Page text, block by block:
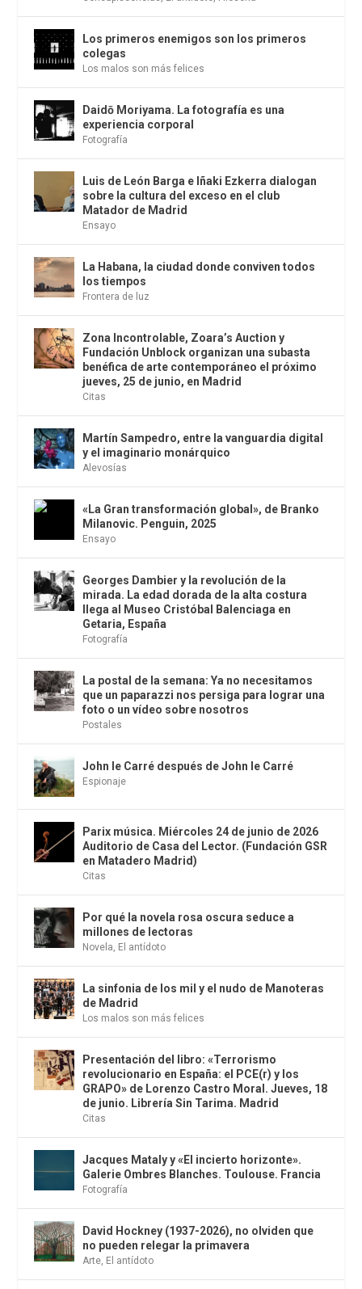
Los primeros enemigos son los primeros
colegas
Los malos son más felices
Daidō Moriyama. La fotografía es una
experiencia corporal
Fotografía
Luis de León Barga e Iñaki Ezkerra dialogan
sobre la cultura del exceso en el club
Matador de Madrid
Ensayo
La Habana, la ciudad donde conviven todos
los tiempos
Frontera de luz
Zona Incontrolable, Zoara’s Auction y
Fundación Unblock organizan una subasta
benéfica de arte contemporáneo el próximo
jueves, 25 de junio, en Madrid
Citas
Martín Sampedro, entre la vanguardia digital
y el imaginario monárquico
Alevosías
«La Gran transformación global», de Branko
Milanovic. Penguin, 2025
Ensayo
Georges Dambier y la revolución de la
mirada. La edad dorada de la alta costura
llega al Museo Cristóbal Balenciaga en
Getaria, España
Fotografía
La postal de la semana: Ya no necesitamos
que un paparazzi nos persiga para lograr una
foto o un vídeo sobre nosotros
Postales
John le Carré después de John le Carré
Espionaje
Parix música. Miércoles 24 de junio de 2026
Auditorio de Casa del Lector. (Fundación GSR
en Matadero Madrid)
Citas
Por qué la novela rosa oscura seduce a
millones de lectoras
Novela, El antídoto
La sinfonia de los mil y el nudo de Manoteras
de Madrid
Los malos son más felices
Presentación del libro: «Terrorismo
revolucionario en España: el PCE(r) y los
GRAPO» de Lorenzo Castro Moral. Jueves, 18
de junio. Librería Sin Tarima. Madrid
Citas
Jacques Mataly y «El incierto horizonte».
Galerie Ombres Blanches. Toulouse. Francia
Fotografía
David Hockney (1937-2026), no olviden que
no pueden relegar la primavera
Arte, El antídoto